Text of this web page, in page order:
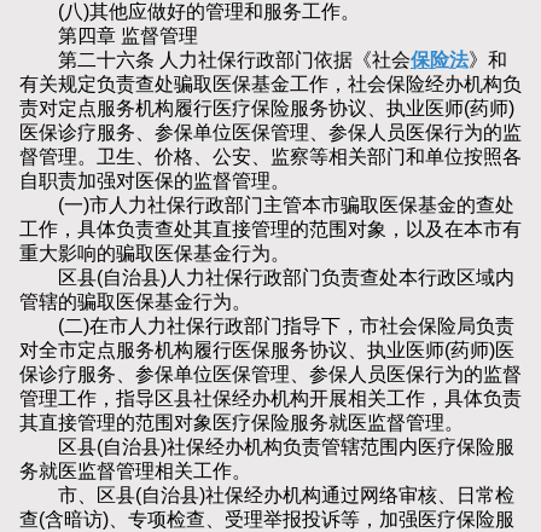
(八)其他应做好的管理和服务工作。
第四章 监督管理
第二十六条 人力社保行政部门依据《社会保险法》和
有关规定负责查处骗取医保基金工作，社会保险经办机构负
责对定点服务机构履行医疗保险服务协议、执业医师(药师)
医保诊疗服务、参保单位医保管理、参保人员医保行为的监
督管理。卫生、价格、公安、监察等相关部门和单位按照各
自职责加强对医保的监督管理。
(一)市人力社保行政部门主管本市骗取医保基金的查处
工作，具体负责查处其直接管理的范围对象，以及在本市有
重大影响的骗取医保基金行为。
区县(自治县)人力社保行政部门负责查处本行政区域内
管辖的骗取医保基金行为。
(二)在市人力社保行政部门指导下，市社会保险局负责
对全市定点服务机构履行医保服务协议、执业医师(药师)医
保诊疗服务、参保单位医保管理、参保人员医保行为的监督
管理工作，指导区县社保经办机构开展相关工作，具体负责
其直接管理的范围对象医疗保险服务就医监督管理。
区县(自治县)社保经办机构负责管辖范围内医疗保险服
务就医监督管理相关工作。
市、区县(自治县)社保经办机构通过网络审核、日常检
查(含暗访)、专项检查、受理举报投诉等，加强医疗保险服